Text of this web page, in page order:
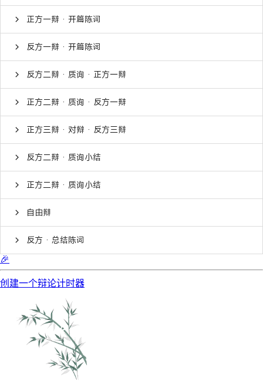
正方一辩 · 开篇陈词
反方一辩 · 开篇陈词
反方二辩 · 质询 · 正方一辩
正方二辩 · 质询 · 反方一辩
正方三辩 · 对辩 · 反方三辩
反方二辩 · 质询小结
正方二辩 · 质询小结
自由辩
反方 · 总结陈词
🎉
创建一个辩论计时器